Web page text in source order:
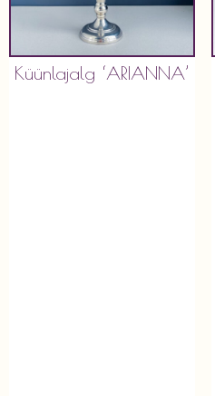
Küünlajalg ‘ARIANNA’